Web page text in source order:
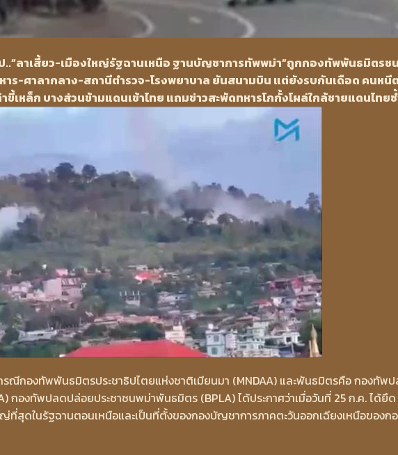
..”ลาเสี้ยว-เมืองใหญ่รัฐฉานเหนือ ฐานบัญชาการทัพพม่า”ถูกกองทัพพันธมิตรช
ร-ศาลากลาง-สถานีตำรวจ-โรงพยาบาล ยันสนามบิน แต่ยังรบกันเดือด คนหนี
ขี้เหล็ก บางส่วนข้ามแดนเข้าไทย แถมข่าวสะพัดทหารโกกั้งโผล่ใกล้ชายแดนไทย
รณีกองทัพพันธมิตรประชาธิปไตยแห่งชาติเมียนมา (MNDAA) และพันธมิตรคือ กองทัพ
กองทัพปลดปล่อยประชาชนพม่าพันธมิตร (BPLA) ได้ประกาศว่าเมื่อวันที่ 25 ก.ค. ได้ยึด
ญ่ที่สุดในรัฐฉานตอนเหนือและเป็นที่ตั้งของกองบัญชาการภาคตะวันออกเฉียงเหนือของก